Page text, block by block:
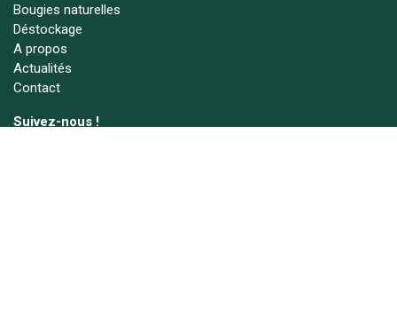
Bougies naturelles
Déstockage
A propos
Actualités
Contact
Suivez-nous !